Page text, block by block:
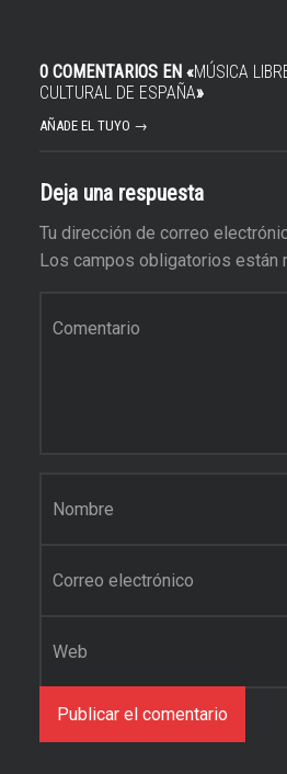
0 COMENTARIOS EN «MÚSICA
CULTURAL DE ESPAÑA»
AÑADE EL TUYO →
Deja una respuesta
Tu dirección de correo
Los campos obligatorios están